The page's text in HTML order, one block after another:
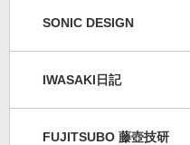
SONIC DESIGN
IWASAKI日記
FUJITSUBO 藤壺技研